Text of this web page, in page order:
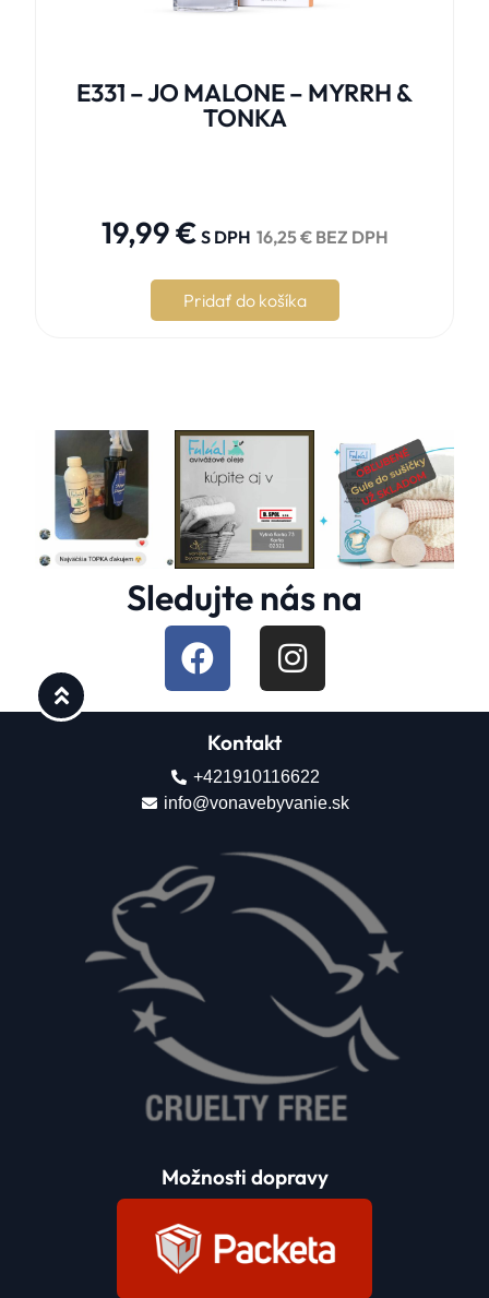
E331 – JO MALONE – MYRRH &
TONKA
19,99€ S DPH 16,25€BEZ DPH
Pridať do košíka
Sledujte nás na
Možnosti dopravy
Kontakt
+421910116622
info@vonavebyvanie.sk